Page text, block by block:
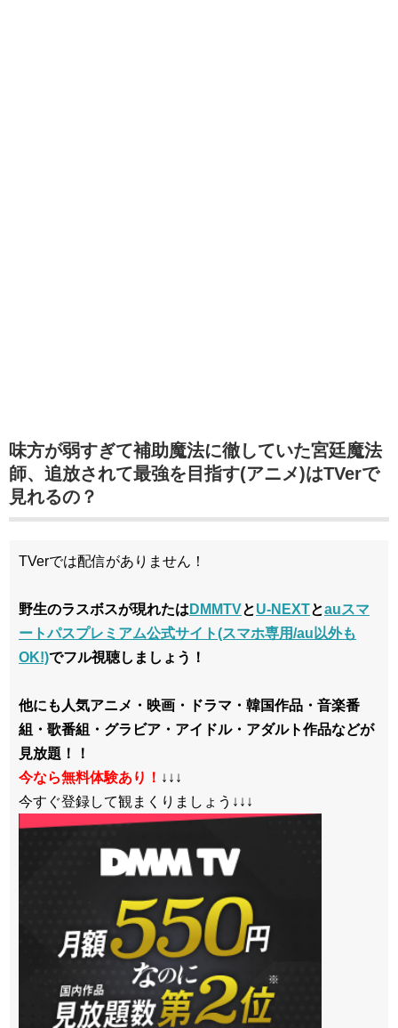
味方が弱すぎて補助魔法に徹していた宮廷魔法
師、追放されて最強を目指す(アニメ)はTVerで
見れるの？
TVerでは配信がありません！
野生のラスボスが現れたは DMMTVとU-NEXTとauスマ
ートパスプレミアム公式サイト(スマホ専用/au以外も
OK!)でフル視聴しましょう！
他にも人気アニメ・映画・ドラマ・韓国作品・音楽番
組・歌番組・グラビア・アイドル・アダルト作品などが
見放題！！
今なら無料体験あり！ ↓↓↓
今すぐ登録して観まくりましょう↓↓↓